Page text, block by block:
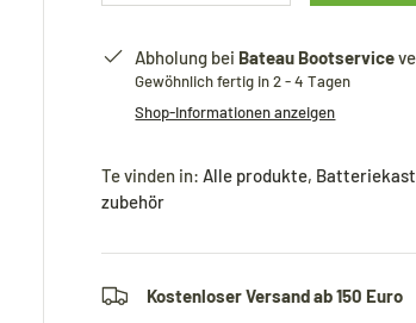
Abholung bei Bateau Bootservice
Gewöhnlich fertig in 2 - 4 Tagen
Shop-Informationen anzeigen
Te vinden in: Alle produkte,
zubehör
Kostenloser Versand ab 150 Euro